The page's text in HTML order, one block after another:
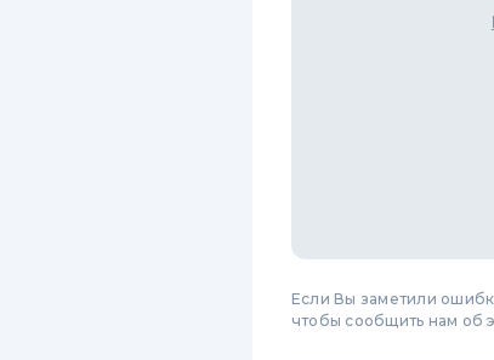
Если Вы заметили
чтобы сообщить нам об